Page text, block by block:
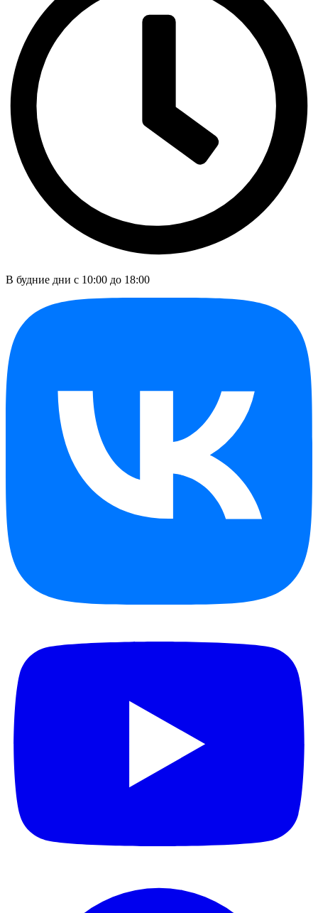
В будние дни c 10:00 до 18:00